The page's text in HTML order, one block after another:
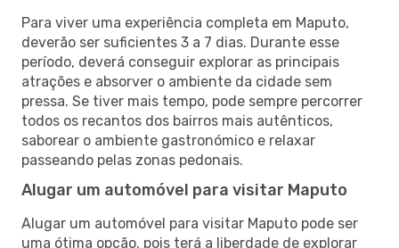
Para viver uma experiência completa em Maputo,
deverão ser suficientes 3 a 7 dias. Durante esse
período, deverá conseguir explorar as principais
atrações e absorver o ambiente da cidade sem
pressa. Se tiver mais tempo, pode sempre percorrer
todos os recantos dos bairros mais autênticos,
saborear o ambiente gastronómico e relaxar
passeando pelas zonas pedonais.
Alugar um automóvel para visitar Maputo
Alugar um automóvel para visitar Maputo pode ser
uma ótima opção, pois terá a liberdade de explorar